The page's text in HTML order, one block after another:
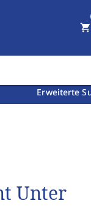
Erweiterte
shopping_cart
Unter